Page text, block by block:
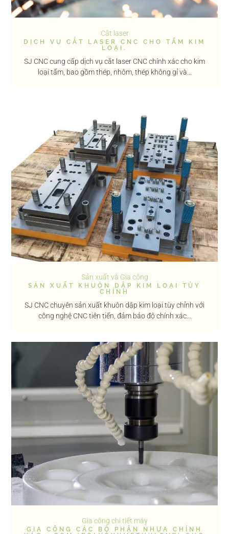
Cắt laser
DỊCH VỤ CẮT LASER CNC CHO TẤM KIM
LOẠI.
SJ CNC cung cấp dịch vụ cắt laser CNC chính xác cho kim
loại tấm, bao gồm thép, nhôm, thép không gỉ và...
Sản xuất và Gia công
SẢN XUẤT KHUÔN DẬP KIM LOẠI TÙY
CHỈNH
SJ CNC chuyên sản xuất khuôn dập kim loại tùy chỉnh với
công nghệ CNC tiên tiến, đảm bảo độ chính xác...
Gia công chi tiết máy
GIA CÔNG CÁC BỘ PHẬN NHỰA CHÍNH